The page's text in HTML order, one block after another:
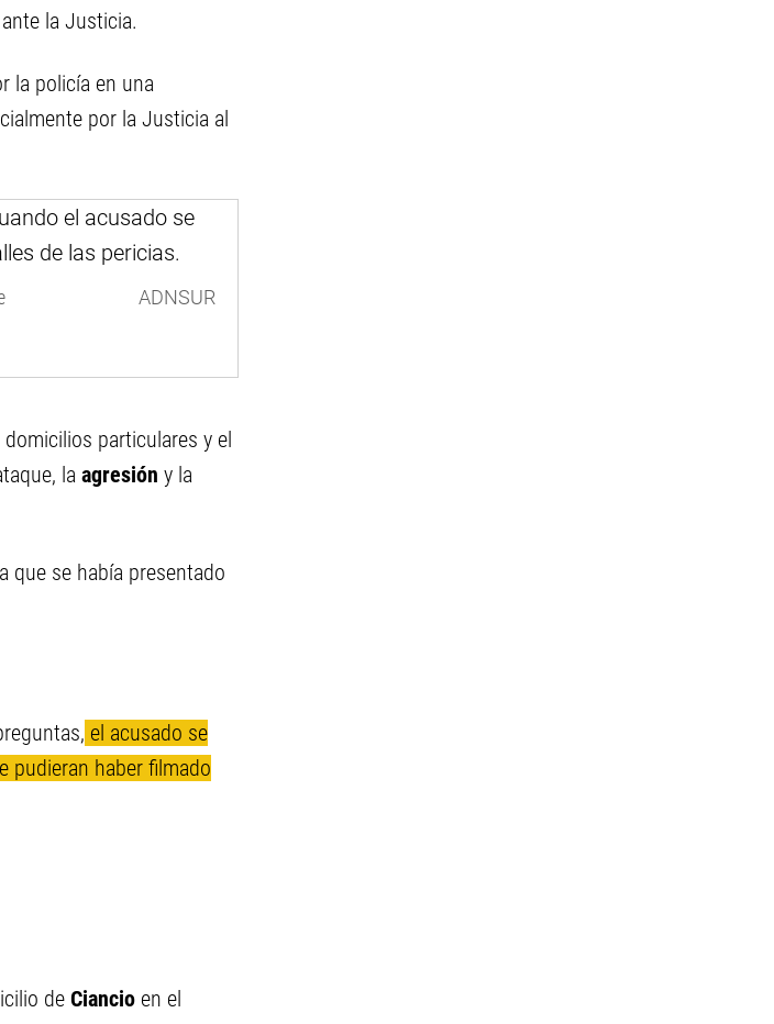
ante la Justicia.
la policía en una
por la Justicia al
ADNSUR
particulares y el
la agresión y la
que se había presentado
el acusado se
pudieran haber filmado
de Ciancio en el